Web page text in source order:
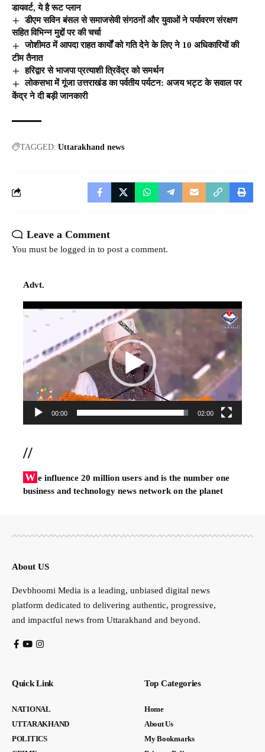
डायवर्ट, ये है रूट प्लान
डीएम सविन बंसल से समाजसेवी संगठनों और युवाओं ने पर्यावरण संरक्षण
सहित विभिन्न मुद्दों पर की चर्चा
जोशीमठ में आपदा राहत कार्यों को गति देने के लिए ने 10 अधिकारियों की
टीम तैनात
हरिद्वार से भाजपा प्रत्याशी त्रिवेंद्र को समर्थन
लोकसभा में गूंजा उत्तराखंड का पर्वतीय पर्यटन: अजय भट्ट के सवाल पर
केंद्र ने दी बड़ी जानकारी
TAGGED: Uttarakhand news
Leave a Comment
You must be logged in to post a comment.
Advt.
Video
00:00 02:00
//
W e influence 20 million users and is the number one
business and technology news network on the planet
About US
Devbhoomi Media is a leading, unbiased digital news
platform dedicated to delivering authentic, progressive,
and impactful news from Uttarakhand and beyond.
Quick Link
NATIONAL
UTTARAKHAND
POLITICS
Top Categories
Home
About Us
My Bookmarks